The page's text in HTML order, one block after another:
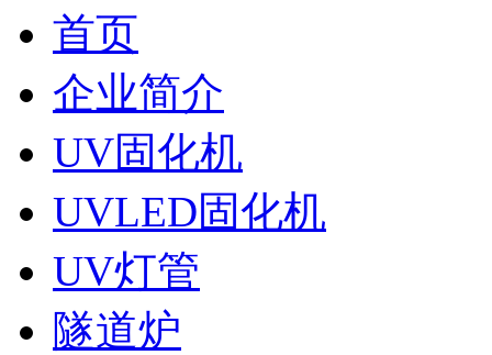
首页
企业简介
UV固化机
UVLED固化机
UV灯管
隧道炉